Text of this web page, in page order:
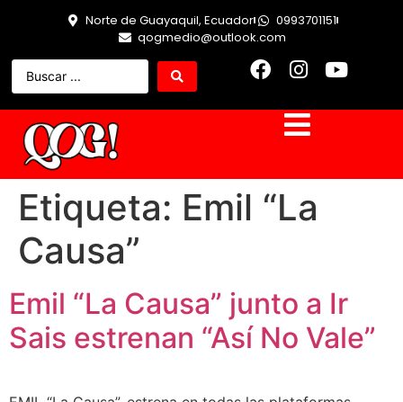
Norte de Guayaquil, Ecuador
0993701151
qogmedio@outlook.com
Etiqueta: Emil “La
Causa”
Emil “La Causa” junto a Ir
Sais estrenan “Así No Vale”